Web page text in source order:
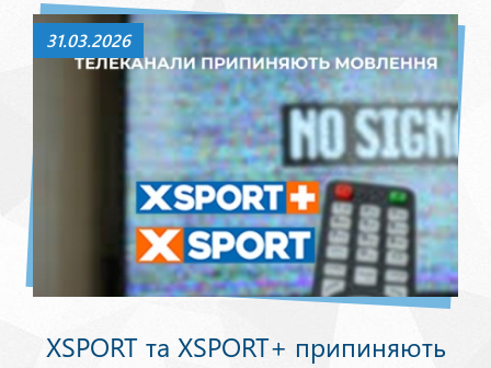
31.03.2026
XSPORT та XSPORT+ припиняють